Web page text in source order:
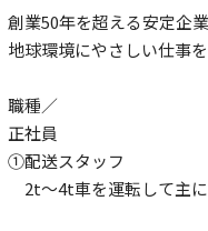
創業50年を超える安定企
地球環境にやさしい仕事
職種／
正社員
①配送スタッフ
2t～4t車を運転して主に